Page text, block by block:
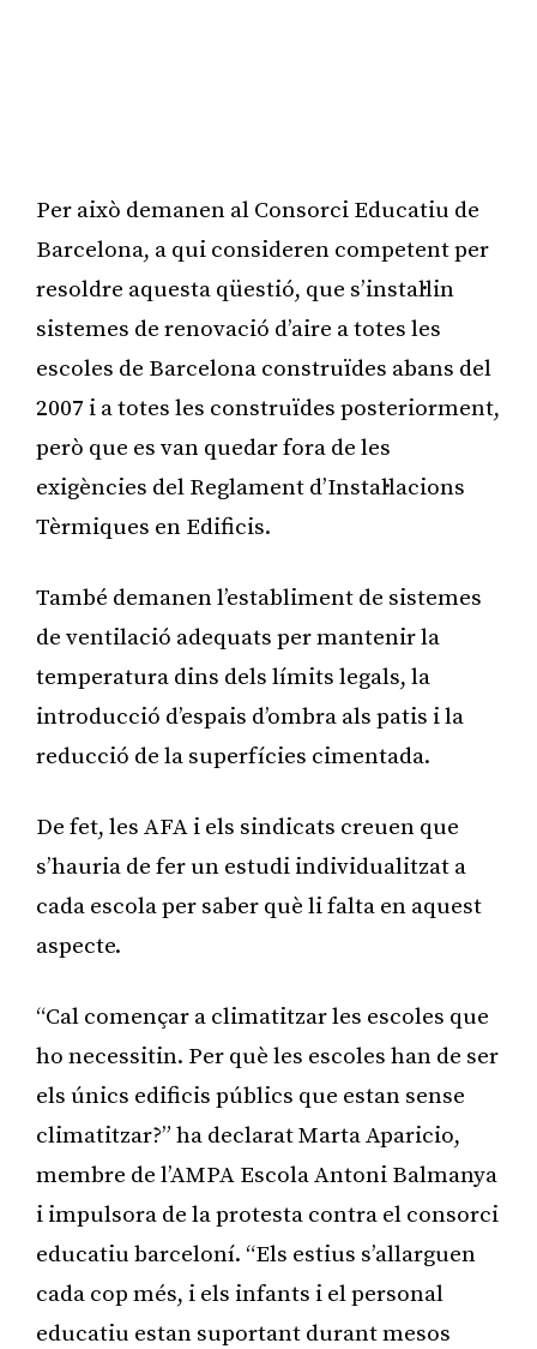
Per això demanen al Consorci Educatiu de
Barcelona, a qui consideren competent per
resoldre aquesta qüestió, que s’instal·lin
sistemes de renovació d’aire a totes les
escoles de Barcelona construïdes abans del
2007 i a totes les construïdes posteriorment,
però que es van quedar fora de les
exigències del Reglament d’Instal·lacions
Tèrmiques en Edificis.
També demanen l’establiment de sistemes
de ventilació adequats per mantenir la
temperatura dins dels límits legals, la
introducció d’espais d’ombra als patis i la
reducció de la superfícies cimentada.
De fet, les AFA i els sindicats creuen que
s’hauria de fer un estudi individualitzat a
cada escola per saber què li falta en aquest
aspecte.
“Cal començar a climatitzar les escoles que
ho necessitin. Per què les escoles han de ser
els únics edificis públics que estan sense
climatitzar?” ha declarat Marta Aparicio,
membre de l’AMPA Escola Antoni Balmanya
i impulsora de la protesta contra el consorci
educatiu barceloní. “Els estius s’allarguen
cada cop més, i els infants i el personal
educatiu estan suportant durant mesos